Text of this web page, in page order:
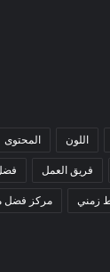
اللون المحتوى
فريق العمل
زمني مركز فضل